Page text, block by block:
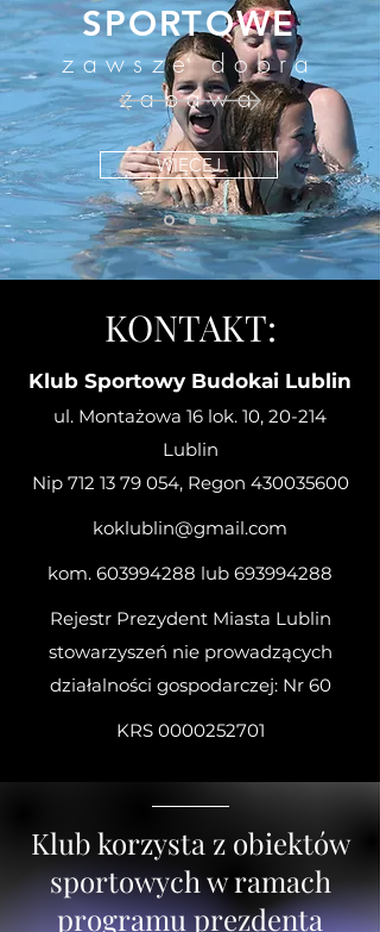
SPORTOWE
zawsze dobra
zabawa
WIĘCEJ
KONTAKT:
Klub Sportowy Budokai Lublin
ul. Montażowa 16 lok. 10, 20-214
Lublin
Nip 712 13 79 054, Regon 430035600
koklublin@gmail.com
kom. 603994288 lub 693994288
Rejestr Prezydent Miasta Lublin
stowarzyszeń nie prowadzących
działalności gospodarczej: Nr 60
KRS 0000252701
Klub korzysta z obiektów
sportowych w ramach
programu prezdenta